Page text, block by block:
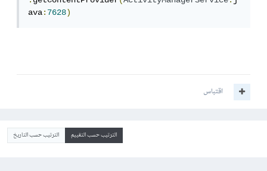
ava:7628)
اقتباس
الترتيب حسب التقييم الترتيب حسب التاريخ